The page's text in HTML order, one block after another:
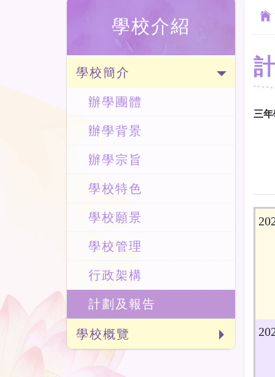
學校介紹
學校簡介
辦學團體
辦學背景
辦學宗旨
學校特色
學校願景
學校管理
行政架構
計劃及報告
學校概覽
三